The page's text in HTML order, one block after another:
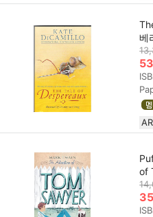
베
of